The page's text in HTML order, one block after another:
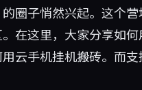
圈子悄然兴起。这个
这里，大家分享如何
云手机挂机搬砖。而